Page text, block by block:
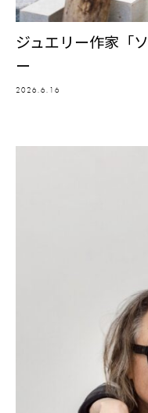
ジュエリー作家「
ー
2026.6.16